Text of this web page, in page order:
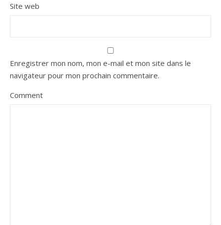
Site web
Enregistrer mon nom, mon e-mail et mon site dans le
navigateur pour mon prochain commentaire.
Comment